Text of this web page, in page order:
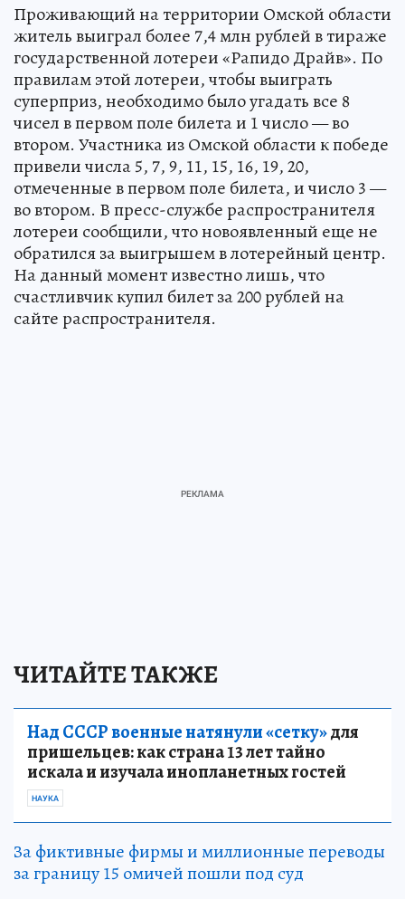
Проживающий на территории Омской области
житель выиграл более 7,4 млн рублей в тираже
государственной лотереи «Рапидо Драйв». По
правилам этой лотереи, чтобы выиграть
суперприз, необходимо было угадать все 8
чисел в первом поле билета и 1 число — во
втором. Участника из Омской области к победе
привели числа 5, 7, 9, 11, 15, 16, 19, 20,
отмеченные в первом поле билета, и число 3 —
во втором. В пресс-службе распространителя
лотереи сообщили, что новоявленный еще не
обратился за выигрышем в лотерейный центр.
На данный момент известно лишь, что
счастливчик купил билет за 200 рублей на
сайте распространителя.
ЧИТАЙТЕ ТАКЖЕ
Над СССР военные натянули «сетку»для
пришельцев: как страна 13 лет тайно
искала и изучала инопланетных гостей
НАУКА
За фиктивные фирмы и миллионные переводы
за границу 15 омичей пошли под суд